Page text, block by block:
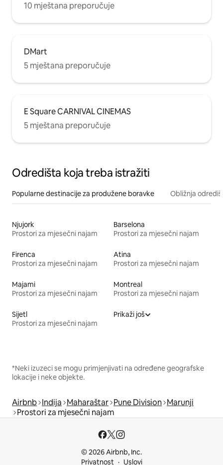
10 mještana preporučuje
DMart
5 mještana preporučuje
E Square CARNIVAL CINEMAS
5 mještana preporučuje
Odredišta koja treba istražiti
Popularne destinacije za produžene boravke Obližnja
Njujork
Prostori za mjesečni najam
Barselona
Prostori za mjesečni najam
Firenca
Prostori za mjesečni najam
Atina
Prostori za mjesečni najam
Majami
Prostori za mjesečni najam
Montreal
Prostori za mjesečni najam
Sijetl
Prostori za mjesečni najam
Prikaži još
*Neki izuzeci se mogu primjenjivati na određene geografske
lokacije i neke objekte.
Airbnb Indija Maharaštar Pune Division Marunji
Prostori za mjesečni najam
© 2026 Airbnb, Inc.
Privatnost
Uslovi